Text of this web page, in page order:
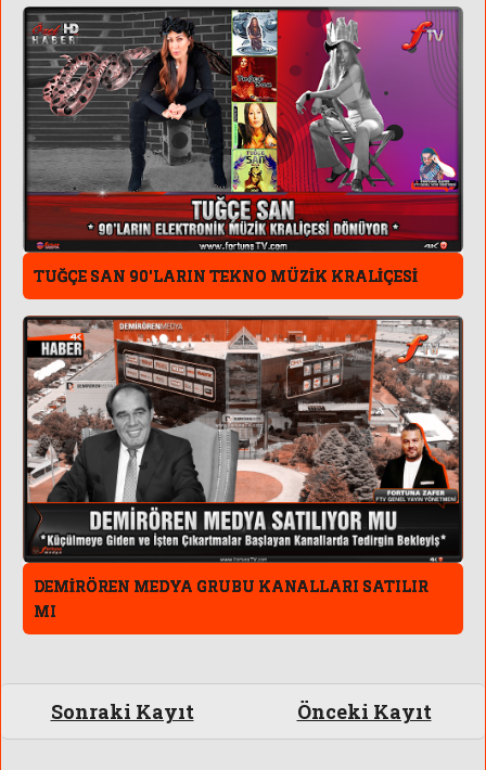
TUĞÇE SAN 90'LARIN TEKNO MÜZİK KRALİÇESİ
DEMİRÖREN MEDYA GRUBU KANALLARI SATILIR
MI
Sonraki Kayıt Önceki Kayıt